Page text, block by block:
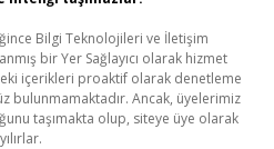
Bilgi Teknolojileri ve İletişim
bir Yer Sağlayıcı olarak hizmet
içerikleri proaktif olarak denetleme
bulunmamaktadır. Ancak, üyelerimiz
taşımakta olup, siteye üye olarak